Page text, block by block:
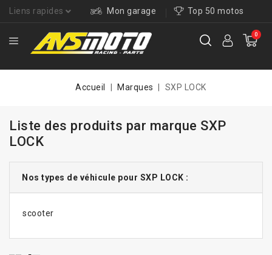
Liens rapides Mon garage Top 50 motos
0
Accueil Marques SXP LOCK
Liste des produits par marque SXP
LOCK
Nos types de véhicule pour SXP LOCK :
scooter